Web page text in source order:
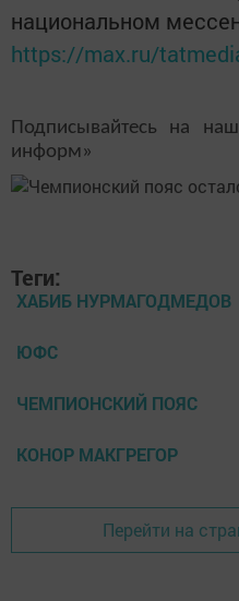
национальном
https://max.ru/
Подписывайтесь на
информ»
Теги:
ХАБИБ НУРМАГОДМЕДОВ
ЮФС
ЧЕМПИОНСКИЙ ПОЯС
КОНОР МАКГРЕГОР
Перейти на